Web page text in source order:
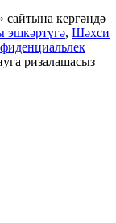
сайтына кергәндә
эшкәртүгә, Шәхси
ризалашасыз